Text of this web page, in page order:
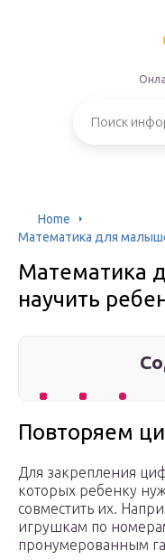
Home
Математика для
Математика
научить
Повторяем
Для закрепления
которых ребенку
совместить их.
игрушкам по
пронумерованным